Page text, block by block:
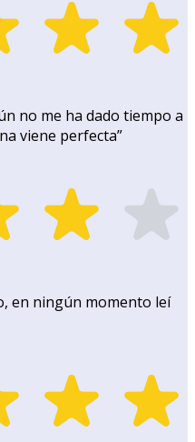
no me ha dado tiempo a
viene perfecta”
en ningún momento leí